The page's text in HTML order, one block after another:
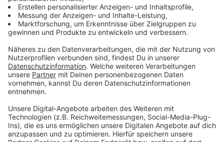
Bundesverkehrsministerium auf unsere Anfrage hin
nicht äußern wollen.
Anzeige
Kritik aus Leverkusen - auch am
Oberbürgermeister
Ich bin verwundert, dass die Ergebnisse der